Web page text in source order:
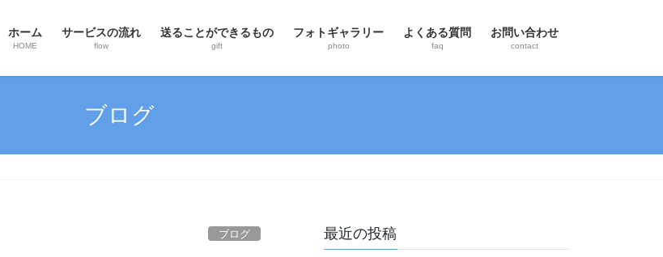
ホーム
HOME
サービスの流れ
flow
送ることができるもの
gift
フォトギャラリー
photo
よくある質問
faq
お問い合わせ
contact
ブログ
ブログ 最近の投稿